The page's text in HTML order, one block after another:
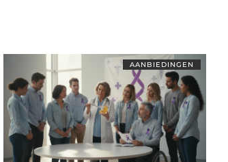
AANBIEDINGEN